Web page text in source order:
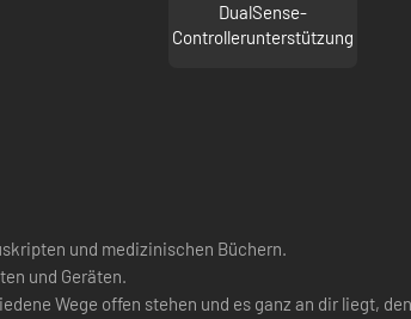
DualSense-
Controllerunterstützung
und medizinischen Büchern.
und Geräten.
Wege offen stehen und es ganz an dir liegt,